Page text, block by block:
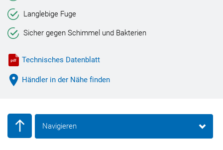
Langlebige Fuge
Sicher gegen Schimmel und Bakterien
Technisches Datenblatt
Händler in der Nähe finden
Navigieren